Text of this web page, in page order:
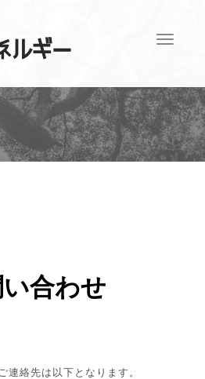
T
g
l
e
n
a
合わせ
連絡先は以下となります。